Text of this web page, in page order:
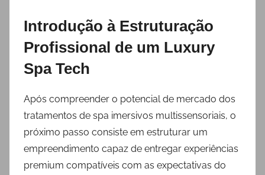
Introdução à Estruturação
Profissional de um Luxury
Spa Tech
Após compreender o potencial de mercado dos
tratamentos de spa imersivos multissensoriais, o
próximo passo consiste em estruturar um
empreendimento capaz de entregar experiências
premium compatíveis com as expectativas do